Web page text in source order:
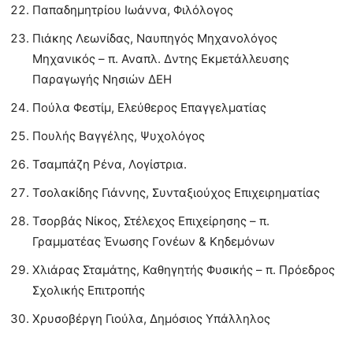
Παπαδημητρίου Ιωάννα, Φιλόλογος
Πιάκης Λεωνίδας, Ναυπηγός Μηχανολόγος
Μηχανικός – π. Αναπλ. Δντης Εκμετάλλευσης
Παραγωγής Νησιών ΔΕΗ
Πούλα Φεστίμ, Ελεύθερος Επαγγελματίας
Πουλής Βαγγέλης, Ψυχολόγος
Τσαμπάζη Ρένα, Λογίστρια.
Τσολακίδης Γιάννης, Συνταξιούχος Επιχειρηματίας
Τσορβάς Νίκος, Στέλεχος Επιχείρησης – π.
Γραμματέας Ένωσης Γονέων & Κηδεμόνων
Χλιάρας Σταμάτης, Καθηγητής Φυσικής – π. Πρόεδρος
Σχολικής Επιτροπής
Χρυσοβέργη Γιούλα, Δημόσιος Υπάλληλος